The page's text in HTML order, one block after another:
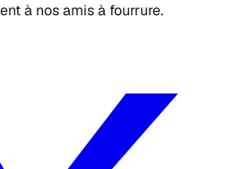
à nos amis à fourrure.